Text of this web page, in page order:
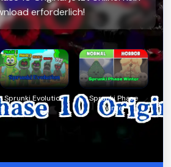
erforderlich!
Sprunki Evolution
Sprunki Phase
Winter